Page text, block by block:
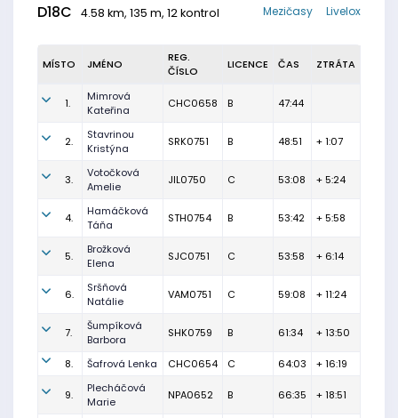
D18C 4.58 km, 135 m, 12 kontrol Livelox
Mezičasy
MÍSTO JMÉNO
REG.
ČÍSLO
LICENCE ČAS ZTRÁTA
1.
Mimrová
Kateřina
CHC0658 B 47:44
2.
Stavrinou
Kristýna
SRK0751 B 48:51 + 1:07
3.
Votočková
Amelie
JIL0750 C 53:08 + 5:24
4.
Hamáčková
Táňa
STH0754 B 53:42 + 5:58
5.
Brožková
Elena
SJC0751 C 53:58 + 6:14
6.
Sršňová
Natálie
VAM0751 C 59:08 + 11:24
7.
Šumpíková
Barbora
SHK0759 B 61:34 + 13:50
8. Šafrová Lenka CHC0654 C 64:03 + 16:19
9.
Plecháčová
Marie
NPA0652 B 66:35 + 18:51